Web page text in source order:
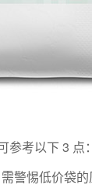
考以下 3 点：
惕低价袋